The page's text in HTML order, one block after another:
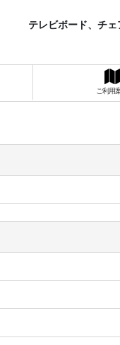
テレビボード、チェ
ご利用